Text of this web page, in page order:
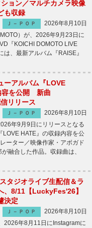
ョン／マルチカメラ映像
も収録
Ｊ－ＰＯＰ
2026年8月10日
）が、2026年9月23日に
『KOICHI DOMOTO LIVE
、最新アルバム『RAISE』
ーアルバム『LOVE
容を公開 新曲
リリース
Ｊ－ＰＯＰ
2026年8月10日
年9月9日にリリースとなる
LOVE HATE』の収録内容を公
ーター／映像作家・アボガド
融合した作品。収録曲は、
タジオライブ生配信＆ラ
、8/11【LuckyFes'26】
決定
Ｊ－ＰＯＰ
2026年8月10日
2026年8月11日にInstagramに